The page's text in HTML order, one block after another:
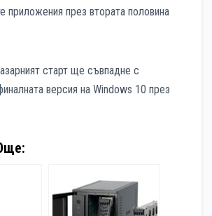
приложения през втората половина
старт ще съвпадне с
версия на Windows 10 през